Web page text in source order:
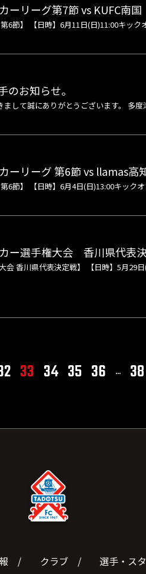
ーリーグ第7節 vs KUFC南国
6節】 【日時】6月11日(日)11:00キッ
お知らせ。
して誠にありがとうございます。 多
ーリーグ 第6節 vs llamas高知
6節】 【日時】6月4日(日)13:00キック
ー選手権大会 香川県代表
会 香川県代表決定戦】 【日時】5月29
33 34 35 36 ... 38
クラブ 選手・ス